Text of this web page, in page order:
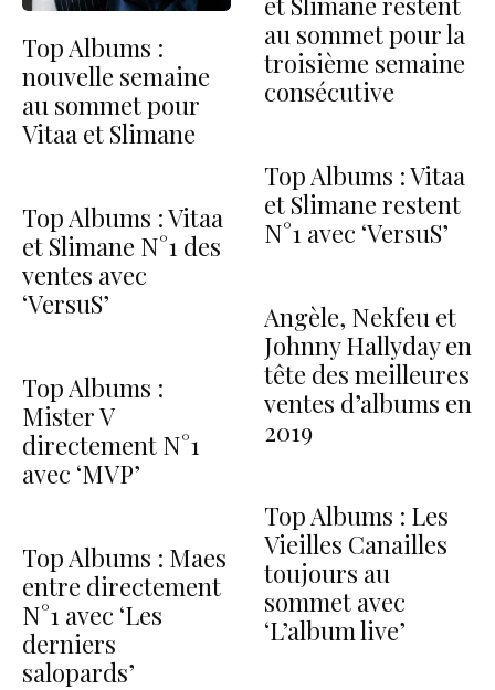
Top Albums :
nouvelle semaine
au sommet pour
Vitaa et Slimane
Top Albums : Vitaa
et Slimane N°1 des
ventes avec
‘VersuS’
Top Albums :
Mister V
directement N°1
avec ‘MVP’
Top Albums : Maes
entre directement
N°1 avec ‘Les
derniers
salopards’
au sommet pour la
troisième semaine
consécutive
Top Albums : Vitaa
et Slimane restent
N°1 avec ‘VersuS’
Angèle, Nekfeu et
Johnny Hallyday en
tête des meilleures
ventes d’albums en
2019
Top Albums : Les
Vieilles Canailles
toujours au
sommet avec
‘L’album live’